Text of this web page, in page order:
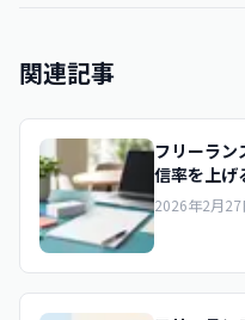
関連記事
フリーラン
信率を上げ
2026年2月27